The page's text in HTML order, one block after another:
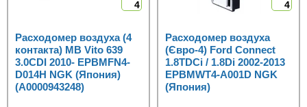
4
Расходомер воздуха (4
контакта) MB Vito 639
3.0CDI 2010- EPBMFN4-
D014H NGK (Япония)
(А0000943248)
4
Расходомер воздуха
(Євро-4) Ford Connect
1.8TDCi / 1.8Di 2002-2013
EPBMWT4-A001D NGK
(Япония)